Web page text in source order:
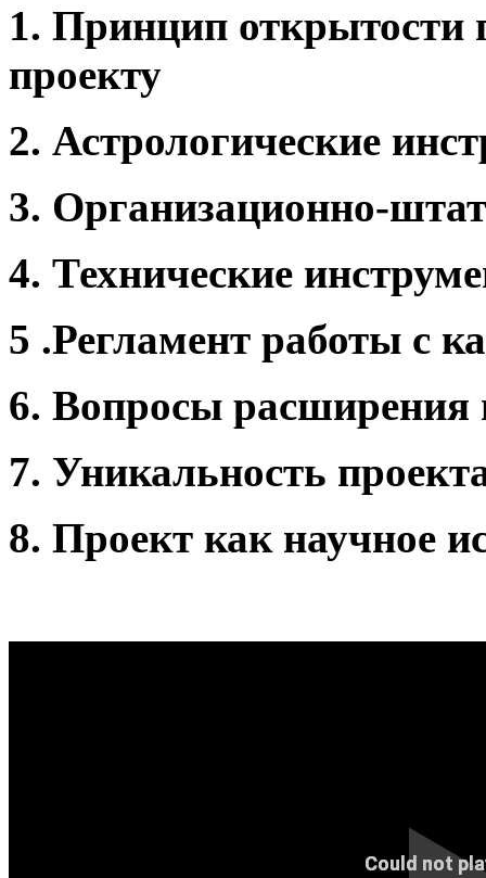
1. Принцип открытости
проекту
2. Астрологические
3. Организационно-
4. Технические
5 .Регламент работы с
6. Вопросы расширения
7. Уникальность
8. Проект как научное
Could not